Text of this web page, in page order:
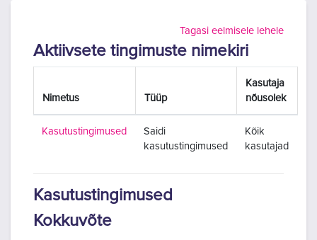
Tagasi eelmisele lehele
Aktiivsete tingimuste nimekiri
Nimetus Tüüp
Kasutaja
nõusolek
Kasutustingimused
Saidi
kasutustingimused
Kõik
kasutajad
Kasutustingimused
Kokkuvõte